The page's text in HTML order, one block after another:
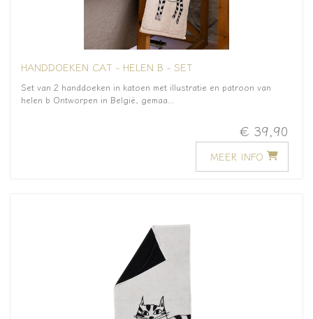
HANDDOEKEN CAT - HELEN B - SET
Set van 2 handdoeken in katoen met illustratie en patroon van
helen b Ontworpen in België, gemaa...
€ 39,90
MEER INFO